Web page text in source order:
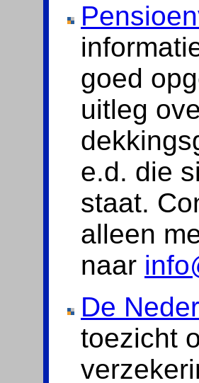
goed
uitleg
e.d. die
staat.
alleen
naar
De
toezicht